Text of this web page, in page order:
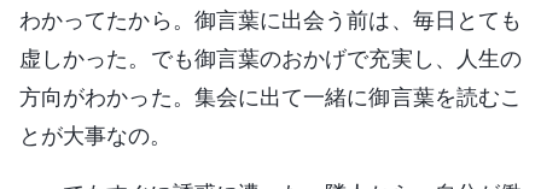
わかってたから。御言葉に出会う前は、毎日とても
虚しかった。でも御言葉のおかげで充実し、人生の
方向がわかった。集会に出て一緒に御言葉を読むこ
とが大事なの。